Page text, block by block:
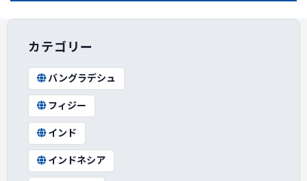
カテゴリー
バングラデシュ
フィジー
インド
インドネシア